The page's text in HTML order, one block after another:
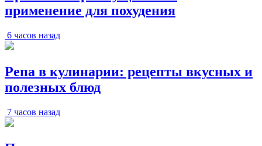
применение для похудения
6 часов назад
Репа в кулинарии: рецепты вкусных и
полезных блюд
7 часов назад